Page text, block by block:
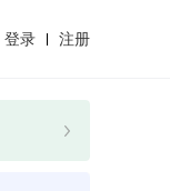
登录 注册